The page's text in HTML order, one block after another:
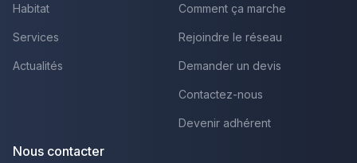
Habitat
Services
Actualités
Comment ça marche
Rejoindre le réseau
Demander un devis
Contactez-nous
Devenir adhérent
Nous contacter